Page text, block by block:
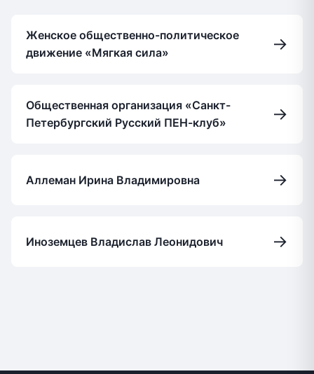
Женское общественно-политическое
движение «Мягкая сила»
→
Общественная организация «Санкт-
Петербургский Русский ПЕН-клуб»
→
Аллеман Ирина Владимировна →
Иноземцев Владислав Леонидович →